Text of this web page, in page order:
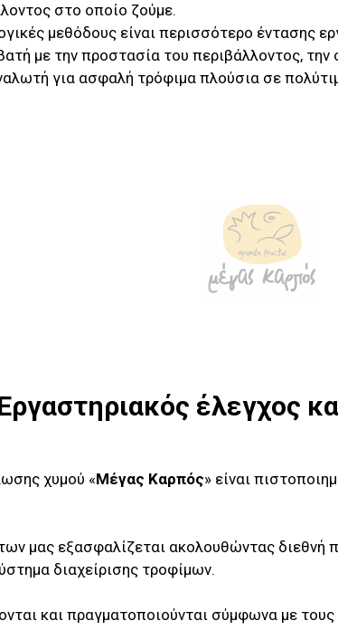
στο οποίο ζούμε.
μεθόδους είναι περισσότερο έντασης
με την προστασία του περιβάλλοντος,
για ασφαλή τρόφιμα πλούσια σε
έλεγχος
χυμού «Μέγας Καρπός» είναι
μας εξασφαλίζεται ακολουθώντας διεθνή
διαχείρισης τροφίμων.
και πραγματοποιούνται σύμφωνα με